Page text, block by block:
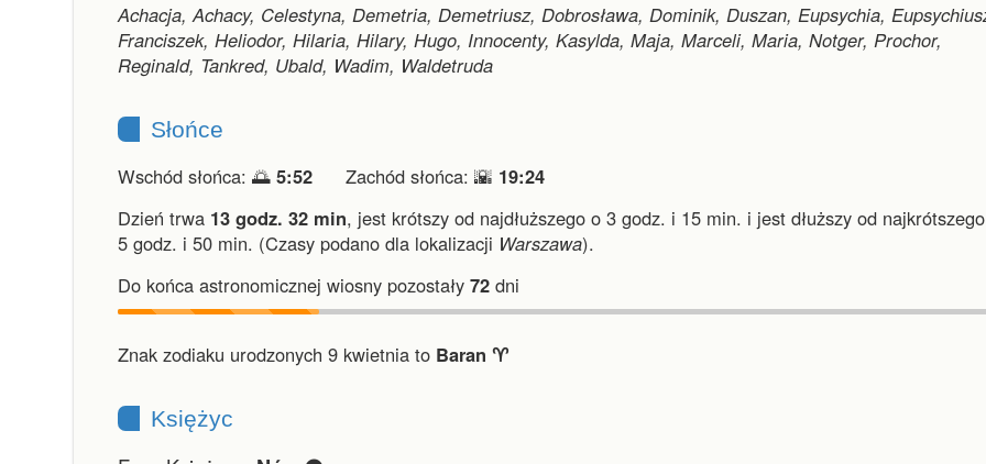
Achacja, Achacy, Celestyna, Demetria, Demetriusz, Dobrosława, Dominik, Duszan, Eupsychia,
Franciszek, Heliodor, Hilaria, Hilary, Hugo, Innocenty, Kasylda, Maja, Marceli, Maria, Notger, Prochor,
Reginald, Tankred, Ubald, Wadim, Waldetruda
Słońce
Wschód słońca: 🌅 5:52 Zachód słońca: 🌇 19:24
Dzień trwa 13 godz. 32 min, jest krótszy od najdłuższego o 3 godz. i 15 min. i jest dłuższy od
5 godz. i 50 min. (Czasy podano dla lokalizacji Warszawa).
Do końca astronomicznej wiosny pozostały 72 dni
Znak zodiaku urodzonych 9 kwietnia to Baran ♈︎
Księżyc